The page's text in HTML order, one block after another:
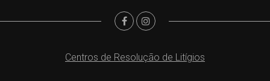
Centros de Resolução de Litígios